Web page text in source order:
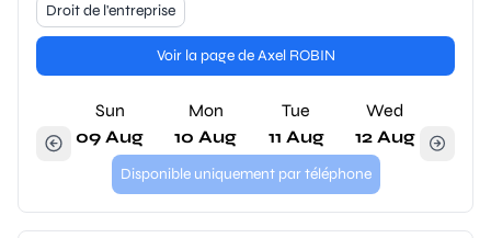
Droit de l'entreprise
Voir la page de Axel ROBIN
Sun
09 Aug
Mon
10 Aug
Tue
11 Aug
Wed
12 Aug
Disponible uniquement par téléphone